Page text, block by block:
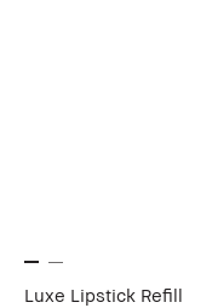
Luxe Lipstick Refill